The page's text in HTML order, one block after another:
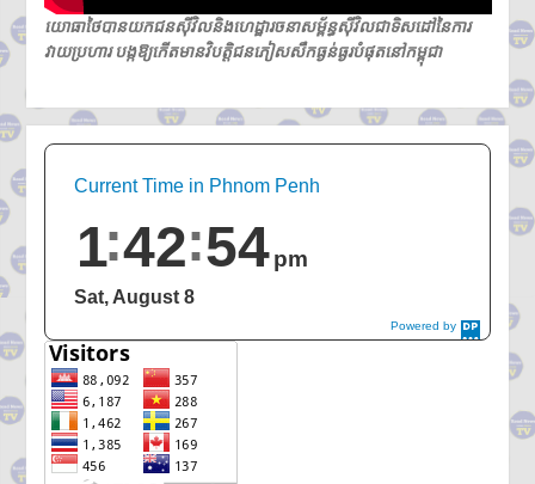
យោធាថៃបានយកជនស៊ីវិលនិងហេដ្ឋារចនាសម្ព័ន្ធស៊ីវិលជាទិសដៅនៃការ
វាយប្រហារ បង្កឱ្យកើតមានវិបត្តិជនភៀសសឹកធ្ងន់ធ្ងរបំផុតនៅកម្ពុជា
Powered by
DaysPedia.c
Current Time in Phnom Penh
1 42 55 pm
Sat, August 8